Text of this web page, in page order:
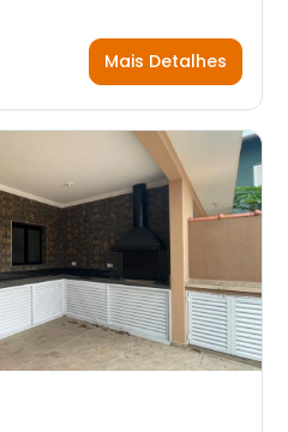
Mais Detalhes